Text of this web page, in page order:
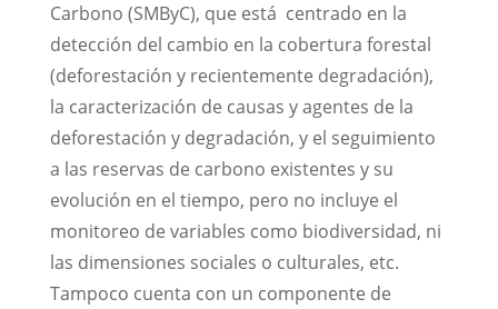
Carbono (SMByC), que está centrado en la
detección del cambio en la cobertura forestal
(deforestación y recientemente degradación),
la caracterización de causas y agentes de la
deforestación y degradación, y el seguimiento
a las reservas de carbono existentes y su
evolución en el tiempo, pero no incluye el
monitoreo de variables como biodiversidad, ni
las dimensiones sociales o culturales, etc.
Tampoco cuenta con un componente de